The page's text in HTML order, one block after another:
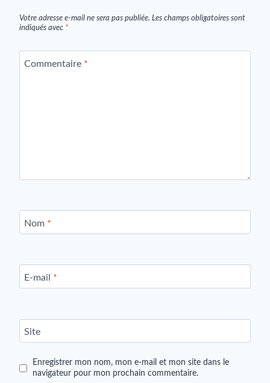
Votre adresse e-mail ne sera pas publiée. Les champs obligatoires sont
indiqués avec *
Commentaire *
Nom *
E-mail *
Site
Enregistrer mon nom, mon e-mail et mon site dans le
navigateur pour mon prochain commentaire.